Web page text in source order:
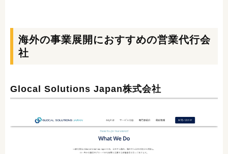
海外の事業展開におすすめの営業代行会
社
Glocal Solutions Japan株式会社